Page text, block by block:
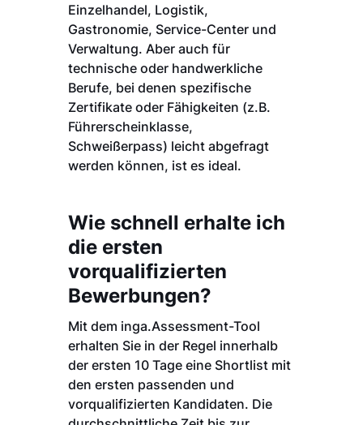
Einzelhandel, Logistik,
Gastronomie, Service-Center und
Verwaltung. Aber auch für
technische oder handwerkliche
Berufe, bei denen spezifische
Zertifikate oder Fähigkeiten (z.B.
Führerscheinklasse,
Schweißerpass) leicht abgefragt
werden können, ist es ideal.
Wie schnell erhalte ich
die ersten
vorqualifizierten
Bewerbungen?
Mit dem inga.Assessment-Tool
erhalten Sie in der Regel innerhalb
der ersten 10 Tage eine Shortlist mit
den ersten passenden und
vorqualifizierten Kandidaten. Die